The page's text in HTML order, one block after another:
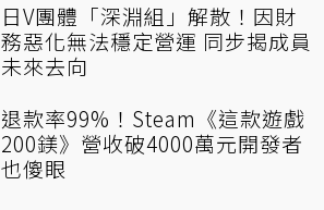
日V團體「深淵組」解散！因財
務惡化無法穩定營運 同步揭成員
未來去向
退款率99%！Steam《這款遊戲
200鎂》營收破4000萬元開發者
也傻眼